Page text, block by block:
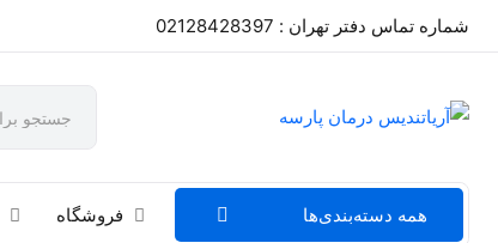
شماره تماس دفتر تهران : 02128428397
همه دسته‌بندی‌ها فروشگاه